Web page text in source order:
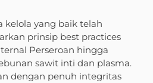
kelola yang baik telah
prinsip best practices
Perseroan hingga
sawit inti dan plasma.
dengan penuh integritas